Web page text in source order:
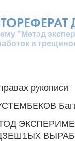
"Метод
в
рукописи